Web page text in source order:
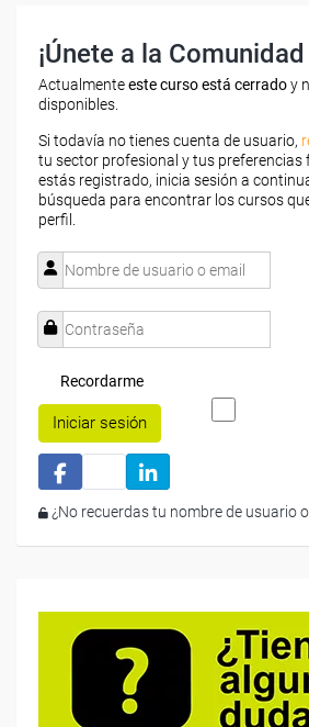
¡Únete a la
Actualmenteeste curso está cerradoy
disponibles.
Si todavía no tienes cuenta de usuario,
tu sector profesional y tus preferencias
estás registrado, inicia sesión a
búsqueda para encontrar los cursos
perfil.
Recordarme
Iniciar sesión
¿No recuerdas tu nombre de usuario